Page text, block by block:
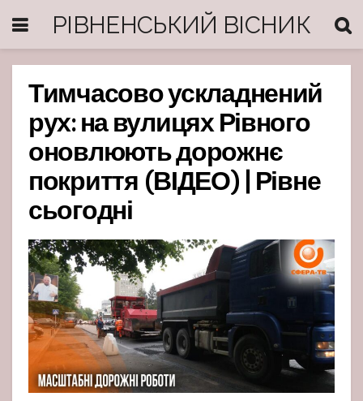
РІВНЕНСЬКИЙ ВІСНИК
Тимчасово ускладнений
рух: на вулицях Рівного
оновлюють дорожнє
покриття (ВІДЕО) | Рівне
сьогодні